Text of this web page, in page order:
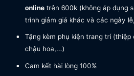
onlinetrên 600k (không áp dụng
trình giảm giá khác và các ngày
Tặng kèm phụ kiện trang trí (thiệp
chậu hoa,...)
Cam kết hài lòng 100%